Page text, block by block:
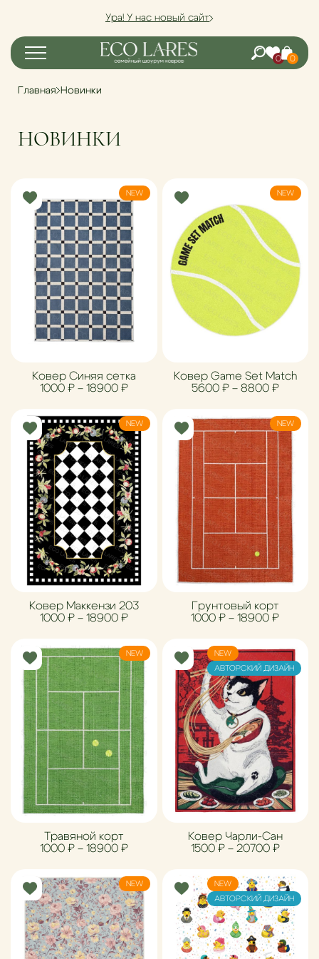
Ура! У нас новый сайт
0 0
Главная Новинки
НОВИНКИ
Ковер Синяя сетка
1000 ₽ – 18900 ₽Диапазон цен: 1000 ₽ – 18900 ₽
NEW
Ковер Game Set Match
5600 ₽ – 8800 ₽
NEW
Ковер Маккензи 203
1000 ₽ – 18900 ₽Диапазон цен: 1000 ₽ – 18900 ₽
NEW
Грунтовый корт
1000₽ – 18900₽
NEW
Травяной корт
1000 ₽ – 18900 ₽Диапазон цен: 1000 ₽ – 18900 ₽
NEW
Ковер Чарли-Сан
1500 ₽ – 20700 ₽
NEW
АВТОРСКИЙ ДИЗАЙН
NEW
NEW
АВТОРСКИЙ ДИЗАЙН